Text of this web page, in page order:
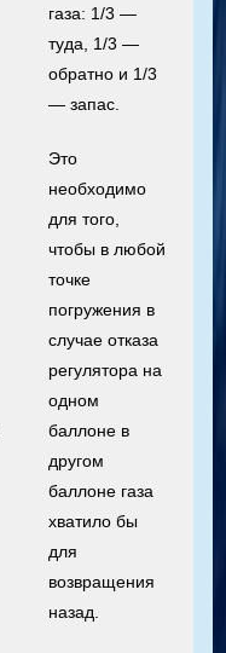
газа: 1/3 —
туда, 1/3 —
обратно и 1/3
— запас.
Это
необходимо
для того,
чтобы в любой
точке
погружения в
случае отказа
регулятора на
одном
баллоне в
другом
баллоне газа
хватило бы
для
возвращения
назад.